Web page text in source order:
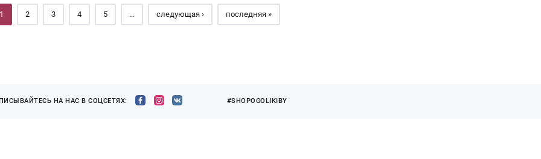
2 3 4 5 … следующая › последняя »
НА НАС В СОЦСЕТЯХ: #SHOPOGOLIKIBY